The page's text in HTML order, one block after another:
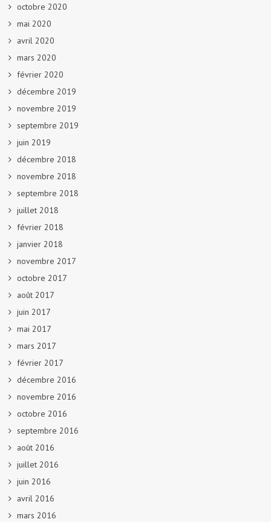
octobre 2020
mai 2020
avril 2020
mars 2020
février 2020
décembre 2019
novembre 2019
septembre 2019
juin 2019
décembre 2018
novembre 2018
septembre 2018
juillet 2018
février 2018
janvier 2018
novembre 2017
octobre 2017
août 2017
juin 2017
mai 2017
mars 2017
février 2017
décembre 2016
novembre 2016
octobre 2016
septembre 2016
août 2016
juillet 2016
juin 2016
avril 2016
mars 2016